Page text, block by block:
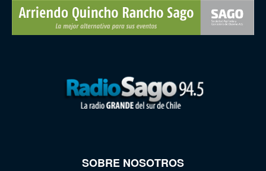
SOBRE NOSOTROS